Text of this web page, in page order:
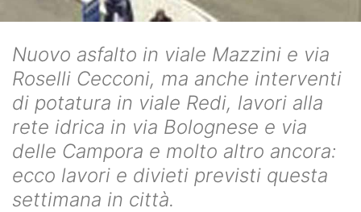
Nuovo asfalto in viale Mazzini e via
Roselli Cecconi, ma anche interventi
di potatura in viale Redi, lavori alla
rete idrica in via Bolognese e via
delle Campora e molto altro ancora:
ecco lavori e divieti previsti questa
settimana in città.